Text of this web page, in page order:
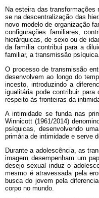
Na esteira das
se na descentralização das
novo modelo de organização
configurações familiares,
hierárquicas, de sexo ou de
da família contribui para a
familiar, a transmissão psíquica.
O processo de transmissão
desenvolvem ao longo do
incesto, introduzindo a
igualitária pode contribuir
respeito às fronteiras da
A intimidade se funda nas
Winnicott (1961/2014)
psíquicas, desenvolvendo
primária de intimidade e serve
Durante a adolescência, as
imagem desempenham um
desejo sexual induz o
mesmo é atravessada pela
busca do jovem pela
corpo no mundo.